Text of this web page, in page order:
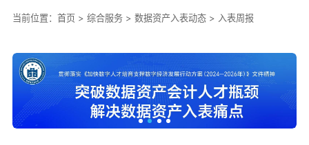
当前位置： 首页> 综合服务> 数据资产入表动态> 入表周报